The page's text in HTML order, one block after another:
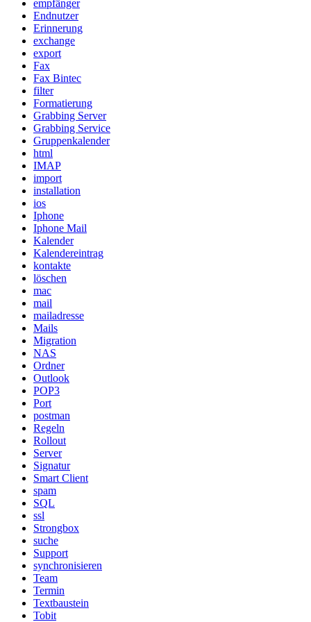
empfänger
Endnutzer
Erinnerung
exchange
export
Fax
Fax Bintec
filter
Formatierung
Grabbing Server
Grabbing Service
Gruppenkalender
html
IMAP
import
installation
ios
Iphone
Iphone Mail
Kalender
Kalendereintrag
kontakte
löschen
mac
mail
mailadresse
Mails
Migration
NAS
Ordner
Outlook
POP3
Port
postman
Regeln
Rollout
Server
Signatur
Smart Client
spam
SQL
ssl
Strongbox
suche
Support
synchronisieren
Team
Termin
Textbaustein
Tobit